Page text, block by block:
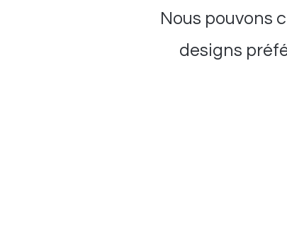
Nous pouvons
designs